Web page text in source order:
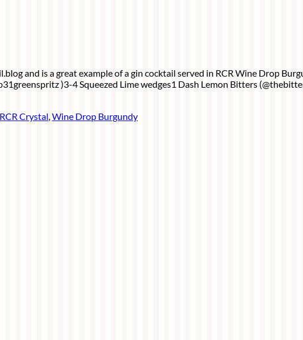
and is a great example of a gin cocktail served in RCR Wine Drop
)3-4 Squeezed Lime wedges1 Dash Lemon Bitters
RCR Crystal,Wine Drop Burgundy